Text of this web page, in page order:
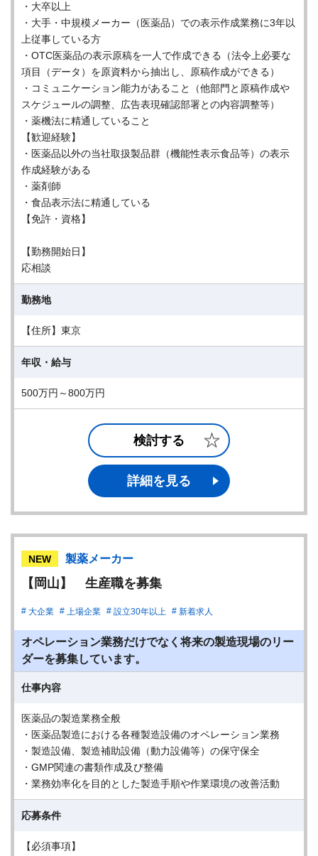
・大卒以上
・大手・中規模メーカー（医薬品）での表示作成業務に3年以
上従事している方
・OTC医薬品の表示原稿を一人で作成できる（法令上必要な
項目（データ）を原資料から抽出し、原稿作成ができる）
・コミュニケーション能力があること（他部門と原稿作成や
スケジュールの調整、広告表現確認部署との内容調整等）
・薬機法に精通していること
【歓迎経験】
・医薬品以外の当社取扱製品群（機能性表示食品等）の表示
作成経験がある
・薬剤師
・食品表示法に精通している
【免許・資格】
【勤務開始日】
応相談
勤務地
【住所】東京
年収・給与
500万円～800万円
検討する
詳細を見る
NEW 製薬メーカー
【岡山】 生産職を募集
大企業 上場企業 設立30年以上 新着求人
オペレーション業務だけでなく将来の製造現場のリー
ダーを募集しています。
仕事内容
医薬品の製造業務全般
・医薬品製造における各種製造設備のオペレーション業務
・製造設備、製造補助設備（動力設備等）の保守保全
・GMP関連の書類作成及び整備
・業務効率化を目的とした製造手順や作業環境の改善活動
応募条件
【必須事項】